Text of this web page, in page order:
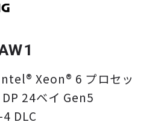
Xeon® 6 プロセッ
24ベイ Gen5
DLC